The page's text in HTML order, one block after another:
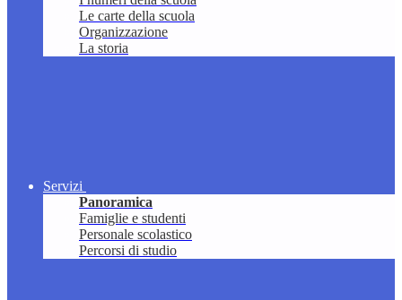
Le carte della scuola
Organizzazione
La storia
Servizi
Panoramica
Famiglie e studenti
Personale scolastico
Percorsi di studio